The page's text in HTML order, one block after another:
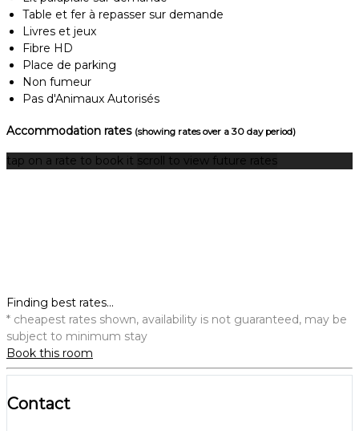
Table et fer à repasser sur demande
Livres et jeux
Fibre HD
Place de parking
Non fumeur
Pas d'Animaux Autorisés
Accommodation rates (showing rates over a 30 day period)
tap on a rate to book it scroll to view future rates
Finding best rates...
* cheapest rates shown, availability is not guaranteed, may be
subject to minimum stay
Book this room
Contact